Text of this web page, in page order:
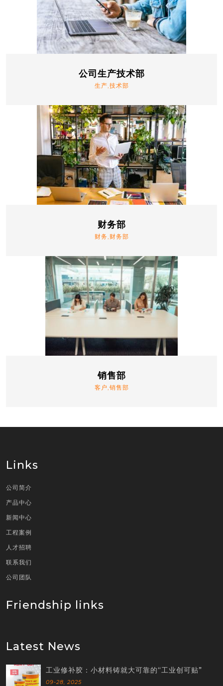
公司生产技术部
生产,技术部
财务部
财务,财务部
销售部
客户,销售部
Links
公司简介
产品中心
新闻中心
工程案例
人才招聘
联系我们
公司团队
Friendship links
Latest News
工业修补胶：小材料铸就大可靠的“工业创可贴”
09-28, 2025